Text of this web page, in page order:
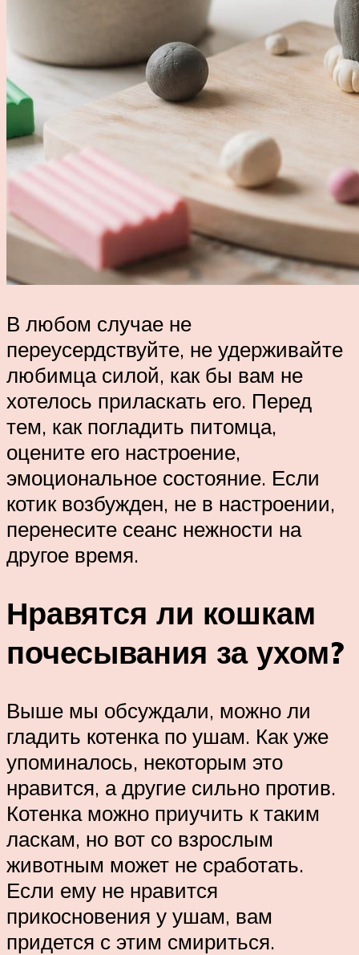
В любом случае не
переусердствуйте, не удерживайте
любимца силой, как бы вам не
хотелось приласкать его. Перед
тем, как погладить питомца,
оцените его настроение,
эмоциональное состояние. Если
котик возбужден, не в настроении,
перенесите сеанс нежности на
другое время.
Нравятся ли кошкам
почесывания за ухом?
Выше мы обсуждали, можно ли
гладить котенка по ушам. Как уже
упоминалось, некоторым это
нравится, а другие сильно против.
Котенка можно приучить к таким
ласкам, но вот со взрослым
животным может не сработать.
Если ему не нравится
прикосновения у ушам, вам
придется с этим смириться.